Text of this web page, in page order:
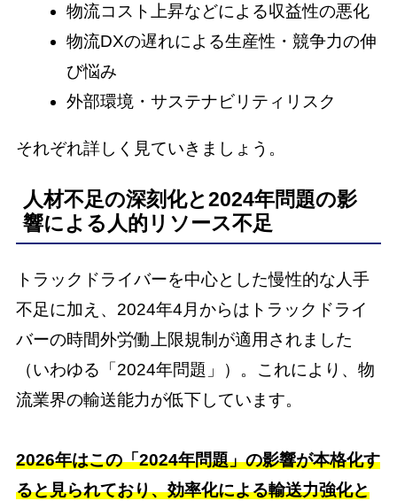
物流コスト上昇などによる収益性の悪化
物流DXの遅れによる生産性・競争力の伸
び悩み
外部環境・サステナビリティリスク
それぞれ詳しく見ていきましょう。
人材不足の深刻化と2024年問題の影
響による人的リソース不足
トラックドライバーを中心とした慢性的な人手
不足に加え、2024年4月からはトラックドライ
バーの時間外労働上限規制が適用されました
（いわゆる「2024年問題」）。これにより、物
流業界の輸送能力が低下しています。
2026年はこの「2024年問題」の影響が本格化す
ると見られており、効率化による輸送力強化と